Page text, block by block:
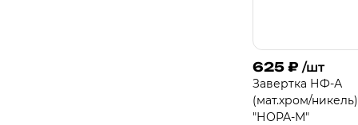
625 ₽ /шт
Завертка НФ-А
(мат.хром/никель)
"НОРА-М"